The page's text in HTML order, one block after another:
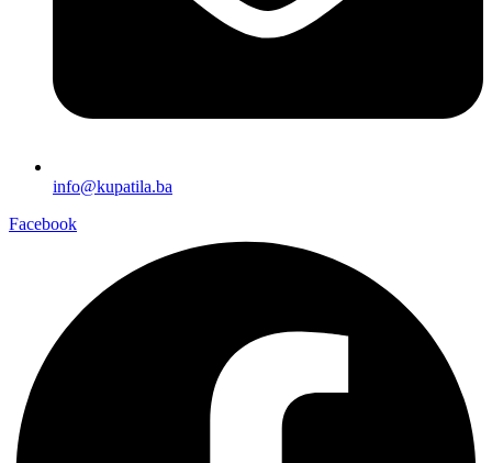
info@kupatila.ba
Facebook